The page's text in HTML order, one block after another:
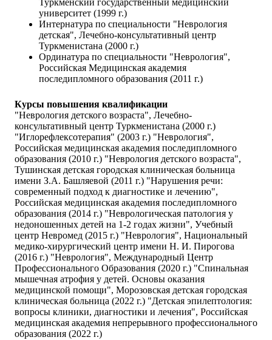
Туркменский государственный медицинский
университет (1999 г.)
Интернатура по специальности "Неврология
детская", Лечебно-консультативный центр
Туркменистана (2000 г.)
Ординатура по специальности "Неврология",
Российская Медицинская академия
последипломного образования (2011 г.)
Курсы повышения квалификации
"Неврология детского возраста", Лечебно-
консультативный центр Туркменистана (2000 г.)
"Иглорефлексотерапия" (2003 г.) "Неврология",
Российская медицинская академия последипломного
образования (2010 г.) "Неврология детского возраста",
Тушинская детская городская клиническая больница
имени З.А. Башляевой (2011 г.) "Нарушения речи:
современный подход к диагностике и лечению",
Российская медицинская академия последипломного
образования (2014 г.) "Неврологическая патология у
недоношенных детей на 1-2 годах жизни", Учебный
центр Невромед (2015 г.) "Неврология", Национальный
медико-хирургический центр имени Н. И. Пирогова
(2016 г.) "Неврология", Международный Центр
Профессионального Образования (2020 г.) "Спинальная
мышечная атрофия у детей. Основы оказания
медицинской помощи", Морозовская детская городская
клиническая больница (2022 г.) "Детская эпилептология:
вопросы клиники, диагностики и лечения", Российская
медицинская академия непрерывного профессионального
образования (2022 г.)